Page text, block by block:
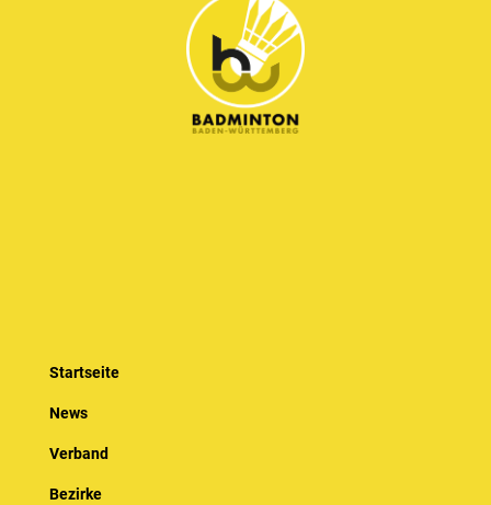
Startseite
News
Verband
Bezirke